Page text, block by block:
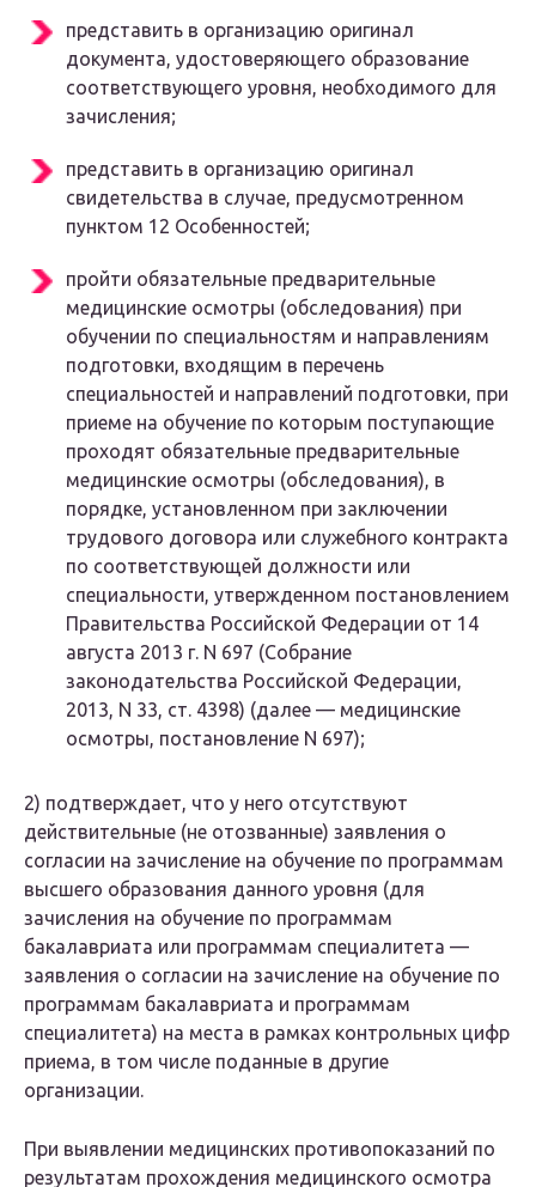
представить в организацию оригинал
документа, удостоверяющего образование
соответствующего уровня, необходимого для
зачисления;
представить в организацию оригинал
свидетельства в случае, предусмотренном
пунктом 12 Особенностей;
пройти обязательные предварительные
медицинские осмотры (обследования) при
обучении по специальностям и направлениям
подготовки, входящим в перечень
специальностей и направлений подготовки, при
приеме на обучение по которым поступающие
проходят обязательные предварительные
медицинские осмотры (обследования), в
порядке, установленном при заключении
трудового договора или служебного контракта
по соответствующей должности или
специальности, утвержденном постановлением
Правительства Российской Федерации от 14
августа 2013 г. N 697 (Собрание
законодательства Российской Федерации,
2013, N 33, ст. 4398) (далее — медицинские
осмотры, постановление N 697);
2) подтверждает, что у него отсутствуют
действительные (не отозванные) заявления о
согласии на зачисление на обучение по программам
высшего образования данного уровня (для
зачисления на обучение по программам
бакалавриата или программам специалитета —
заявления о согласии на зачисление на обучение по
программам бакалавриата и программам
специалитета) на места в рамках контрольных цифр
приема, в том числе поданные в другие
организации.
При выявлении медицинских противопоказаний по
результатам прохождения медицинского осмотра